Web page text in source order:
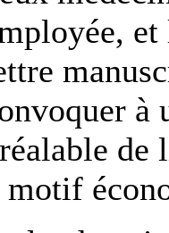
à
de
motif